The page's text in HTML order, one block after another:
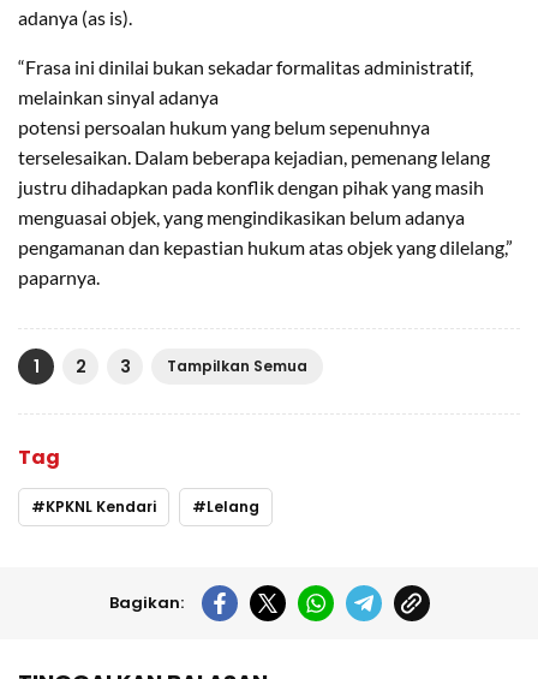
adanya (as is).
“Frasa ini dinilai bukan sekadar formalitas administratif,
melainkan sinyal adanya
potensi persoalan hukum yang belum sepenuhnya
terselesaikan. Dalam beberapa kejadian, pemenang lelang
justru dihadapkan pada konflik dengan pihak yang masih
menguasai objek, yang mengindikasikan belum adanya
pengamanan dan kepastian hukum atas objek yang dilelang,”
paparnya.
1 2 3 Tampilkan Semua
Tag
KPKNL Kendari Lelang
Bagikan: